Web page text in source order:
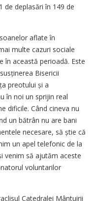
de deplasări în 149 de
aflate în
multe cazuri sociale
în această perioadă. Este
Bisericii
preotului și a
în noi un sprijin real
dificile. Când cineva nu
un bătrân nu are bani
necesare, să știe că
un apel telefonic de la
venim să ajutăm aceste
voluntarilor
Catedralei Mântuirii